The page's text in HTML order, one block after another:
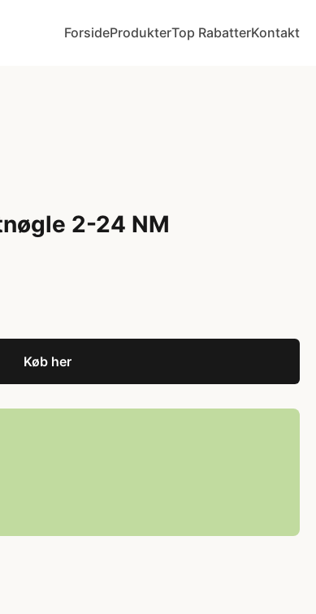
ForsideProdukterTop RabatterKontakt
2-24 NM
Køb her